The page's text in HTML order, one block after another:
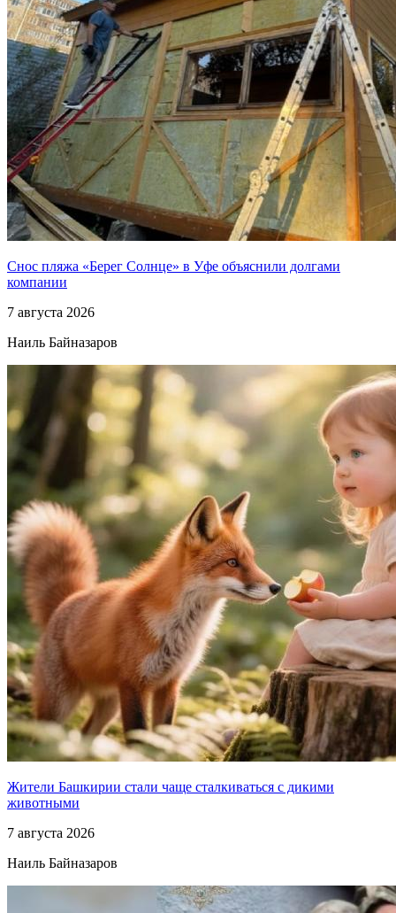
Снос пляжа «Берег Солнце» в Уфе объяснили долгами
компании
7 августа 2026
Наиль Байназаров
Жители Башкирии стали чаще сталкиваться с дикими
животными
7 августа 2026
Наиль Байназаров